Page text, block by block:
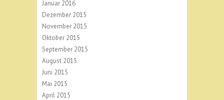
Januar 2016
Dezember 2015
November 2015
Oktober 2015
September 2015
August 2015
Juni 2015
Mai 2015
April 2015